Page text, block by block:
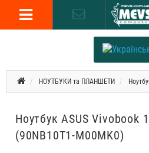
НОУТБУКИ та ПЛАНШЕТИ
Ноутбук ASUS Vivobook
(90NB10T1-M00MK0)